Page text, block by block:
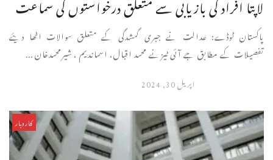
پاکستان ٹوڈے: عدالت نے جبری گمشدگی کے متعلق سوالات اٹھا دیئے
تفصیلات کے مطابق جے آئی ٹیزنے محمد اقبال، اسماندیم ، شیرمحمدخان ...
اپریل 30, 2024
کاروبار